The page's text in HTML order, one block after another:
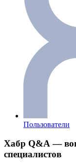
Пользователи
Хабр Q&A —
специалистов